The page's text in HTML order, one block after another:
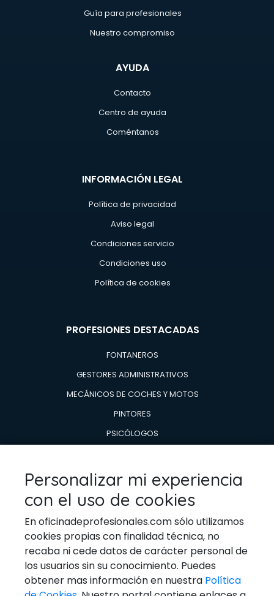
Guía para profesionales
Nuestro compromiso
AYUDA
Contacto
Centro de ayuda
Coméntanos
INFORMACIÓN LEGAL
Política de privacidad
Aviso legal
Condiciones servicio
Condiciones uso
Política de cookies
PROFESIONES DESTACADAS
FONTANEROS
GESTORES ADMINISTRATIVOS
MECÁNICOS DE COCHES Y MOTOS
PINTORES
PSICÓLOGOS
TÉCNICOS EN REPARACIÓN DE
ELECTRODOMESTICOS
VETERINARIOS
Ponerse En Contacto
Personalizar mi experiencia
con el uso de cookies
En oficinadeprofesionales.com sólo utilizamos
cookies propias con finalidad técnica, no
recaba ni cede datos de carácter personal de
los usuarios sin su conocimiento. Puedes
obtener mas información en nuestra Política